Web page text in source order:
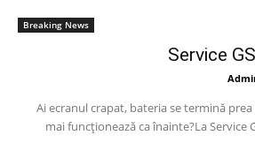
Breaking News
Service
Ai ecranul crapat, bateria se termină
mai funcționează ca înainte?La Service